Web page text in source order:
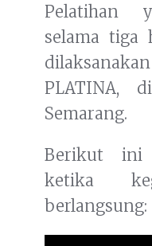
Pelatihan
selama tiga
PLATINA,
Semarang.
Berikut ini
ketika
berlangsung: